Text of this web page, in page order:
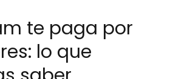
te paga por
lo que